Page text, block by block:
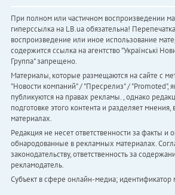
При полном или частичном воспроизведении
гиперссылка на LB.ua обязательна!
воспроизведение или иное использование
содержится ссылка на агентство "Українськi
Группа" запрещено.
Материалы, которые размещаются на сайте с
"Новости компаний" / "Пресрелиз" / "Promoted",
публикуются на правах рекламы. , однако
подготовке этого контента и разделяет
материалах.
Редакция не несет ответственности за факты
обнародованные в рекламных материалах.
законодательству, ответственность за
рекламодатель.
Субъект в сфере онлайн-медиа;